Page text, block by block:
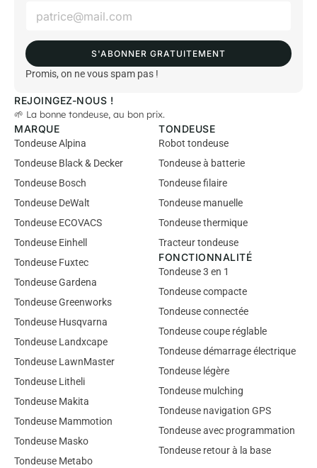
i
l
*
S'ABONNER GRATUITEMENT
Promis, on ne vous spam pas !
REJOINGEZ-NOUS !
🌱 La bonne tondeuse, au bon prix.
MARQUE
Tondeuse Alpina
Tondeuse Black & Decker
Tondeuse Bosch
Tondeuse DeWalt
Tondeuse ECOVACS
Tondeuse Einhell
Tondeuse Fuxtec
Tondeuse Gardena
Tondeuse Greenworks
Tondeuse Husqvarna
Tondeuse Landxcape
Tondeuse LawnMaster
Tondeuse Litheli
Tondeuse Makita
Tondeuse Mammotion
Tondeuse Masko
Tondeuse Metabo
TONDEUSE
Robot tondeuse
Tondeuse à batterie
Tondeuse filaire
Tondeuse manuelle
Tondeuse thermique
Tracteur tondeuse
FONCTIONNALITÉ
Tondeuse 3 en 1
Tondeuse compacte
Tondeuse connectée
Tondeuse coupe réglable
Tondeuse démarrage électrique
Tondeuse légère
Tondeuse mulching
Tondeuse navigation GPS
Tondeuse avec programmation
Tondeuse retour à la base